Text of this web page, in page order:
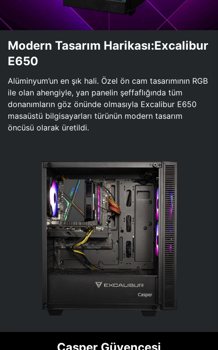
Modern Tasarım Harikası:Excalibur
E650
Alüminyum’un en şık hali. Özel ön cam tasarımının RGB
ile olan ahengiyle, yan panelin şeffaflığında tüm
donanımların göz önünde olmasıyla Excalibur E650
masaüstü bilgisayarları türünün modern tasarım
öncüsü olarak üretildi.